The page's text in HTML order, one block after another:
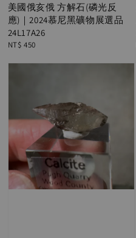
美國俄亥俄 方解石(磷光反
應)｜2024慕尼黑礦物展選品
24L17A26
Regular
NT$ 450